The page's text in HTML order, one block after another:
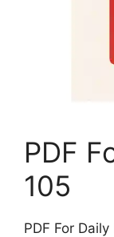
PDF
105
PDF For Daily